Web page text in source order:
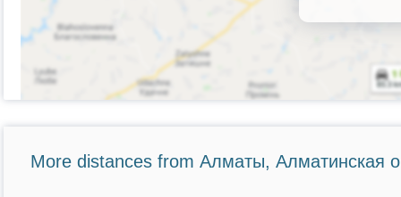
More distances from Алматы, Алматинская